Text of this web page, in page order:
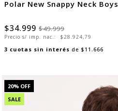
Polar New Snappy Neck Boys
$34.999 $49.999
Precio s/ imp. nac.: $28.924,79
3 cuotas sin interés de $11.666
20% OFF
SALE